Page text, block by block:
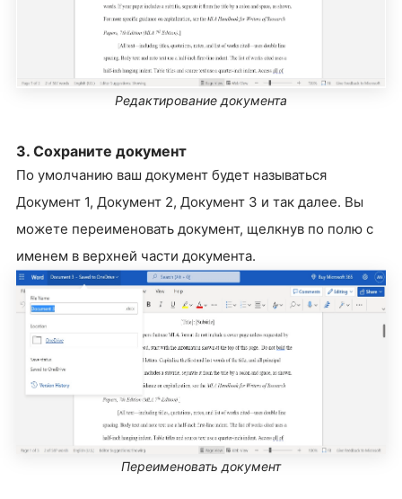
Редактирование документа
3. Сохраните документ
По умолчанию ваш документ будет называться
Документ 1, Документ 2, Документ 3 и так далее. Вы
можете переименовать документ, щелкнув по полю с
именем в верхней части документа.
Переименовать документ